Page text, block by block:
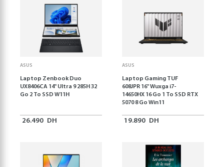
ASUS
Laptop Zenbook Duo
UX8406CA 14'' Ultra 9 285H 32
Go 2 To SSD W11H
26.490 DH
ASUS
Laptop Gaming TUF
608JPR 16'' Wuxga i7-
14650HX 16 Go 1 To SSD RTX
5070 8 Go Win11
19.890 DH